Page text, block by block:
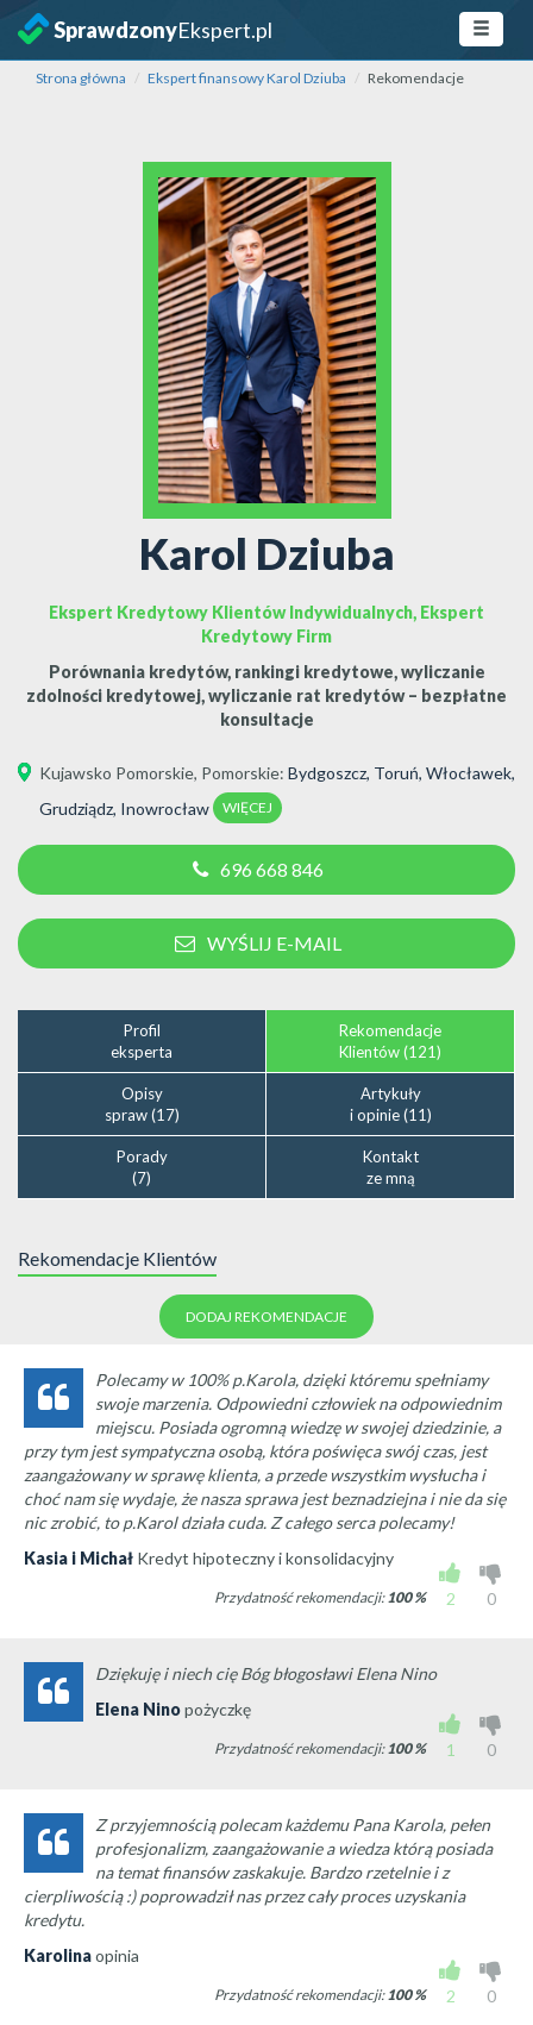
SprawdzonyEkspert.pl
Strona główna Ekspert finansowy Karol Dziuba Rekomendacje
Karol Dziuba
Ekspert Kredytowy Klientów Indywidualnych, Ekspert
Kredytowy Firm
Porównania kredytów, rankingi kredytowe, wyliczanie
zdolności kredytowej, wyliczanie rat kredytów – bezpłatne
konsultacje
Kujawsko Pomorskie, Pomorskie: Bydgoszcz, Toruń, Włocławek,
Grudziądz, Inowrocław WIĘCEJ
696 668 846
WYŚLIJ E-MAIL
Profil
eksperta
Rekomendacje
Klientów (121)
Opisy
spraw (17)
Artykuły
i opinie (11)
Porady
(7)
Kontakt
ze mną
Rekomendacje Klientów
DODAJ REKOMENDACJE
Polecamy w 100% p.Karola, dzięki któremu spełniamy
swoje marzenia. Odpowiedni człowiek na odpowiednim
miejscu. Posiada ogromną wiedzę w swojej dziedzinie, a
przy tym jest sympatyczna osobą, która poświęca swój czas, jest
zaangażowany w sprawę klienta, a przede wszystkim wysłucha i
choć nam się wydaje, że nasza sprawa jest beznadziejna i nie da się
nic zrobić, to p.Karol działa cuda. Z całego serca polecamy!
Kasia i Michał Kredyt hipoteczny i konsolidacyjny
2
0
Przydatność rekomendacji:100%
Dziękuję i niech cię Bóg błogosławi Elena Nino
Elena Ninopożyczkę
1
0
Przydatność rekomendacji:100%
Z przyjemnością polecam każdemu Pana Karola, pełen
profesjonalizm, zaangażowanie a wiedza którą posiada
na temat finansów zaskakuje. Bardzo rzetelnie i z
cierpliwością :) poprowadził nas przez cały proces uzyskania
kredytu.
Karolinaopinia
2
0
Przydatność rekomendacji:100%